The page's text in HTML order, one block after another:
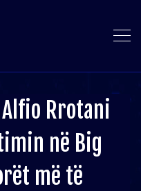
Rrotani
në Big
më të